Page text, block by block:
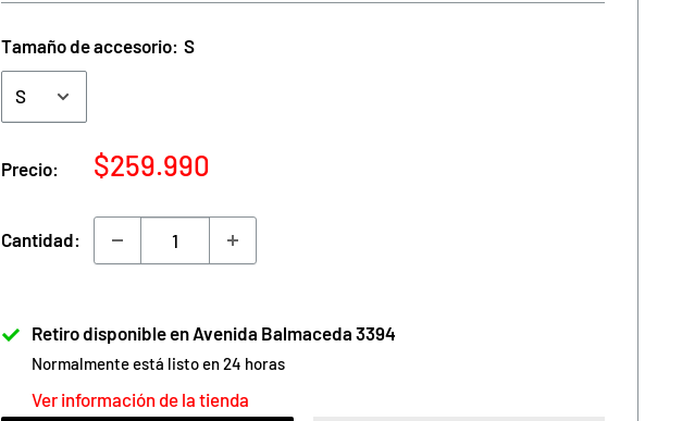
Tamaño de accesorio: S
Precio:
Precio
venta
$259.990
Cantidad:
Retiro disponible en Avenida Balmaceda 3394
Normalmente está listo en 24 horas
Ver información de la tienda